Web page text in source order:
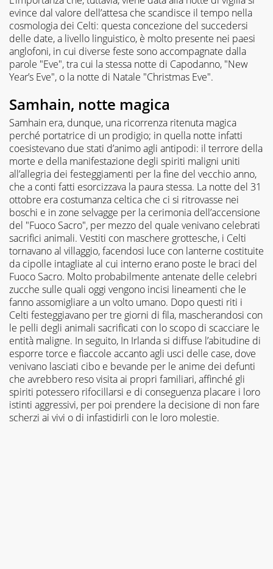
evince dal valore dell’attesa che scandisce il tempo nella
cosmologia dei Celti: questa concezione del succedersi
delle date, a livello linguistico, è molto presente nei paesi
anglofoni, in cui diverse feste sono accompagnate dalla
parole "Eve", tra cui la stessa notte di Capodanno, "New
Year’s Eve", o la notte di Natale "Christmas Eve".
Samhain, notte magica
Samhain era, dunque, una ricorrenza ritenuta magica
perché portatrice di un prodigio; in quella notte infatti
coesistevano due stati d’animo agli antipodi: il terrore della
morte e della manifestazione degli spiriti maligni uniti
all’allegria dei festeggiamenti per la fine del vecchio anno,
che a conti fatti esorcizzava la paura stessa. La notte del 31
ottobre era costumanza celtica che ci si ritrovasse nei
boschi e in zone selvagge per la cerimonia dell’accensione
del "Fuoco Sacro", per mezzo del quale venivano celebrati
sacrifici animali. Vestiti con maschere grottesche, i Celti
tornavano al villaggio, facendosi luce con lanterne costituite
da cipolle intagliate al cui interno erano poste le braci del
Fuoco Sacro. Molto probabilmente antenate delle celebri
zucche sulle quali oggi vengono incisi lineamenti che le
fanno assomigliare a un volto umano. Dopo questi riti i
Celti festeggiavano per tre giorni di fila, mascherandosi con
le pelli degli animali sacrificati con lo scopo di scacciare le
entità maligne. In seguito, In Irlanda si diffuse l’abitudine di
esporre torce e fiaccole accanto agli usci delle case, dove
venivano lasciati cibo e bevande per le anime dei defunti
che avrebbero reso visita ai propri familiari, affinché gli
spiriti potessero rifocillarsi e di conseguenza placare i loro
istinti aggressivi, per poi prendere la decisione di non fare
scherzi ai vivi o di infastidirli con le loro molestie.